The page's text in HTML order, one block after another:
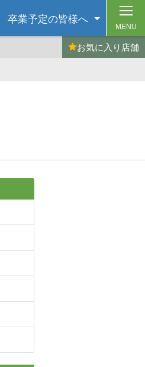
卒業予定の皆様へ
お気に入り 店舗
MENU